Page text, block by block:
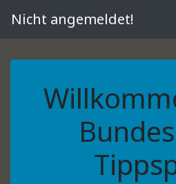
Nicht angemeldet!